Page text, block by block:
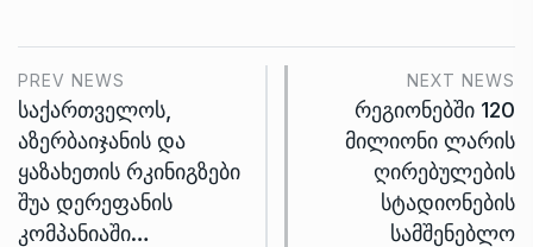
PREV NEWS
საქართველოს,
აზერბაიჯანის და
ყაზახეთის რკინიგზები
შუა დერეფანის
კომპანიაში…
NEXT NEWS
რეგიონებში 120
მილიონი ლარის
ღირებულების
სტადიონების
სამშენებლო